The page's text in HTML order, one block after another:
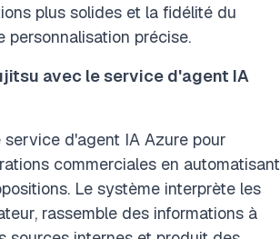
plus solides et la fidélité du
personnalisation précise.
avec le service d'agent IA
service d'agent IA Azure pour
commerciales en automatisant
Le système interprète les
rassemble des informations à